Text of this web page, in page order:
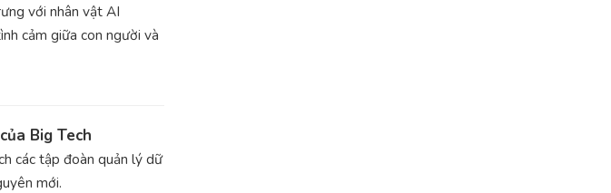
với nhân vật AI
cảm giữa con người và
Big Tech
các tập đoàn quản lý dữ
mới.